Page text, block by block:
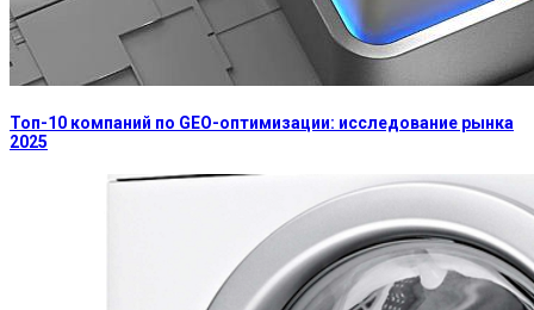
Топ-10 компаний по GEO-оптимизации: исследование рынка
2025